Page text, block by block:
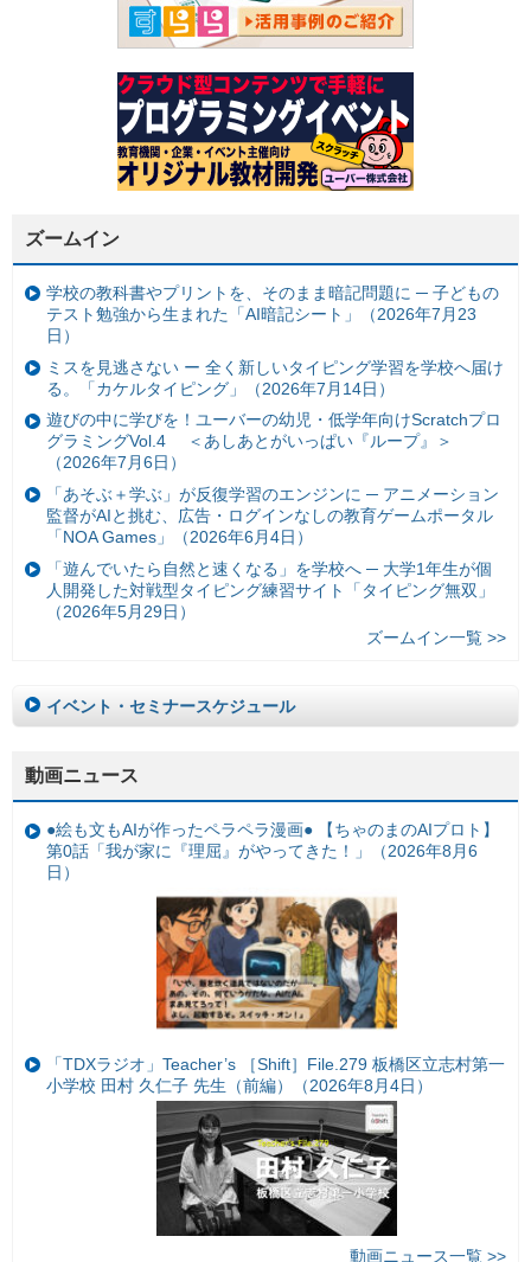
ズームイン
学校の教科書やプリントを、そのまま暗記問題に ─ 子どもの
テスト勉強から生まれた「AI暗記シート」（2026年7月23
日）
ミスを見逃さない ー 全く新しいタイピング学習を学校へ届け
る。「カケルタイピング」（2026年7月14日）
遊びの中に学びを！ユーバーの幼児・低学年向けScratchプロ
グラミングVol.4 ＜あしあとがいっぱい『ループ』＞
（2026年7月6日）
「あそぶ＋学ぶ」が反復学習のエンジンに ─ アニメーション
監督がAIと挑む、広告・ログインなしの教育ゲームポータル
「NOA Games」（2026年6月4日）
「遊んでいたら自然と速くなる」を学校へ ─ 大学1年生が個
人開発した対戦型タイピング練習サイト「タイピング無双」
（2026年5月29日）
ズームイン一覧 >>
イベント・セミナースケジュール
動画ニュース
●絵も文もAIが作ったペラペラ漫画● 【ちゃのまのAIプロト】
第0話「我が家に『理屈』がやってきた！」（2026年8月6
日）
「TDXラジオ」Teacher’s ［Shift］File.279 板橋区立志村第一
小学校 田村 久仁子 先生（前編）（2026年8月4日）
動画ニュース一覧 >>